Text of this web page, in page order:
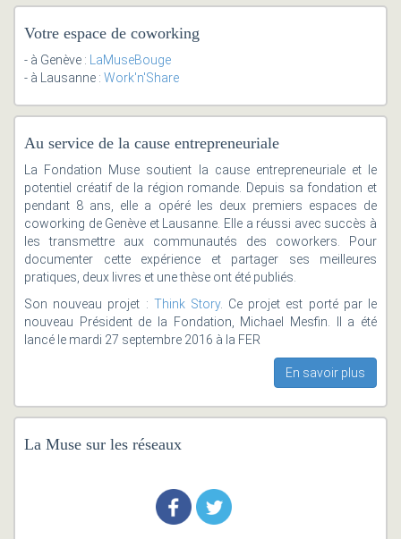
Votre espace de coworking
- à Genève : LaMuseBouge
- à Lausanne : Work'n'Share
Au service de la cause entrepreneuriale
La Fondation Muse soutient la cause entrepreneuriale et le
potentiel créatif de la région romande. Depuis sa fondation et
pendant 8 ans, elle a opéré les deux premiers espaces de
coworking de Genève et Lausanne. Elle a réussi avec succès à
les transmettre aux communautés des coworkers. Pour
documenter cette expérience et partager ses meilleures
pratiques, deux livres et une thèse ont été publiés.
Son nouveau projet : Think Story. Ce projet est porté par le
nouveau Président de la Fondation, Michael Mesfin. Il a été
lancé le mardi 27 septembre 2016 à la FER
En savoir plus
La Muse sur les réseaux